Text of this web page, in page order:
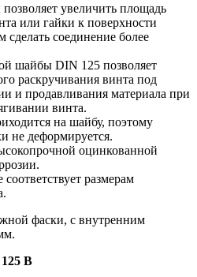
увеличить площадь
или гайки к поверхности
сделать соединение более
шайбы DIN 125 позволяет
раскручивания винта под
и продавливания материала при
винта.
на шайбу, поэтому
не деформируется.
оцинкованной
размерам
фаски, с внутренним
B